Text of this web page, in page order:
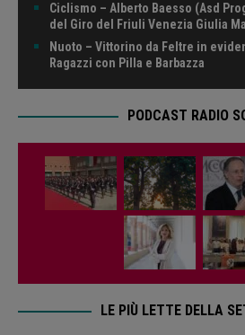
Ciclismo – Alberto Baesso (Asd
del Giro del Friuli Venezia Giulia
Nuoto – Vittorino da Feltre in
Ragazzi con Pilla e Barbazza
PODCAST RADIO
LE PIÙ LETTE DELLA